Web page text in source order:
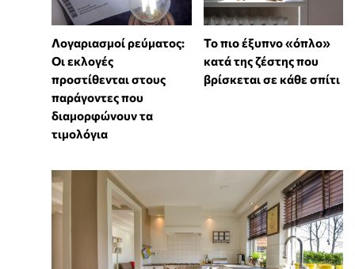
Λογαριασμοί ρεύματος:
Οι εκλογές
προστίθενται στους
παράγοντες που
διαμορφώνουν τα
τιμολόγια
To πιο έξυπνο «όπλο»
κατά της ζέστης που
βρίσκεται σε κάθε σπίτι